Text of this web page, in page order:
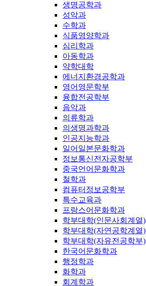
생명공학과
성악과
수학과
식품영양학과
심리학과
아동학과
약학대학
에너지환경공학과
영어영문학부
융합전공학부
음악과
의류학과
의생명과학과
인공지능학과
일어일본문화학과
정보통신전자공학부
중국언어문화학과
철학과
컴퓨터정보공학부
특수교육과
프랑스어문화학과
학부대학(인문사회계열)
학부대학(자연공학계열)
학부대학(자유전공학부)
한국어문화학과
행정학과
화학과
회계학과